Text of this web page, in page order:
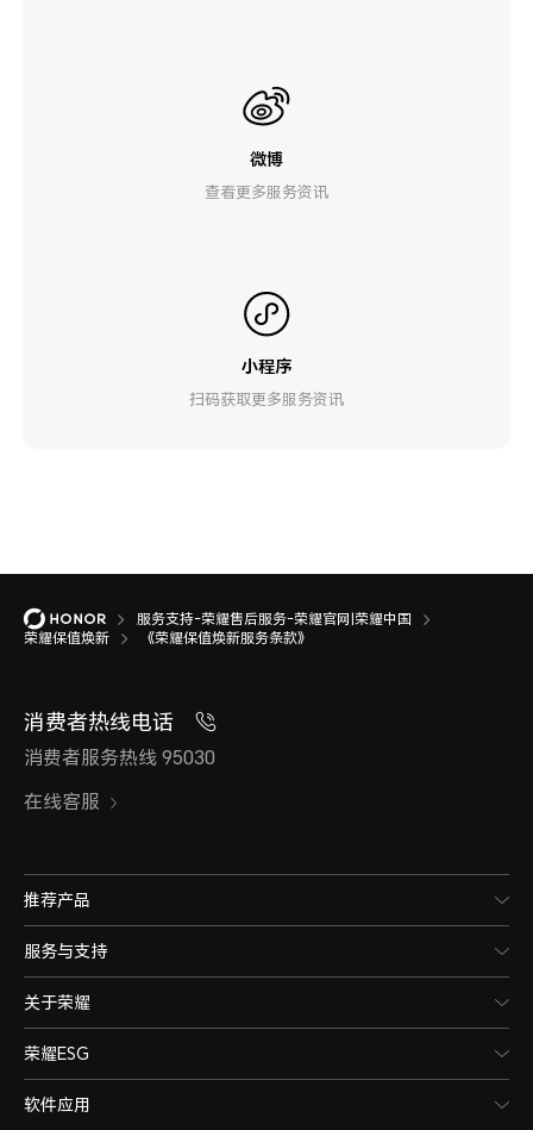
微博
查看更多服务资讯
小程序
扫码获取更多服务资讯
服务支持-荣耀售后服务-荣耀官网|荣耀中国
荣耀保值焕新
《荣耀保值焕新服务条款》
消费者热线电话
消费者服务热线 95030
在线客服
推荐产品
服务与支持
关于荣耀
荣耀ESG
软件应用